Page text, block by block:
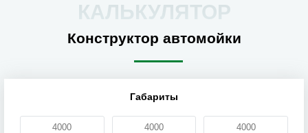
КАЛЬКУЛЯТОР
Конструктор автомойки
Габариты